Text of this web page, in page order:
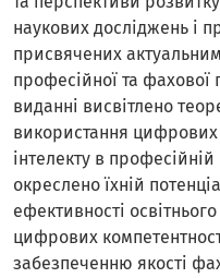
наукових досліджень і
присвячених
професійної та фахової
виданні висвітлено
використання цифрових
інтелекту в
окреслено їхній
ефективності
цифрових
забезпеченню якості